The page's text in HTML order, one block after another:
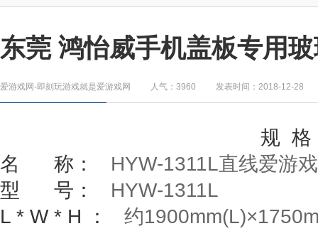
东莞 鸿怡威手机盖板专用
爱游戏网-即刻玩游戏就是爱游戏网 人气：3960 发表时间：2018-12-28
规 格
名
称： HYW-1311L直线爱游
型
号：
HYW-1311L
L * W * H
： 约1900mm(L)×